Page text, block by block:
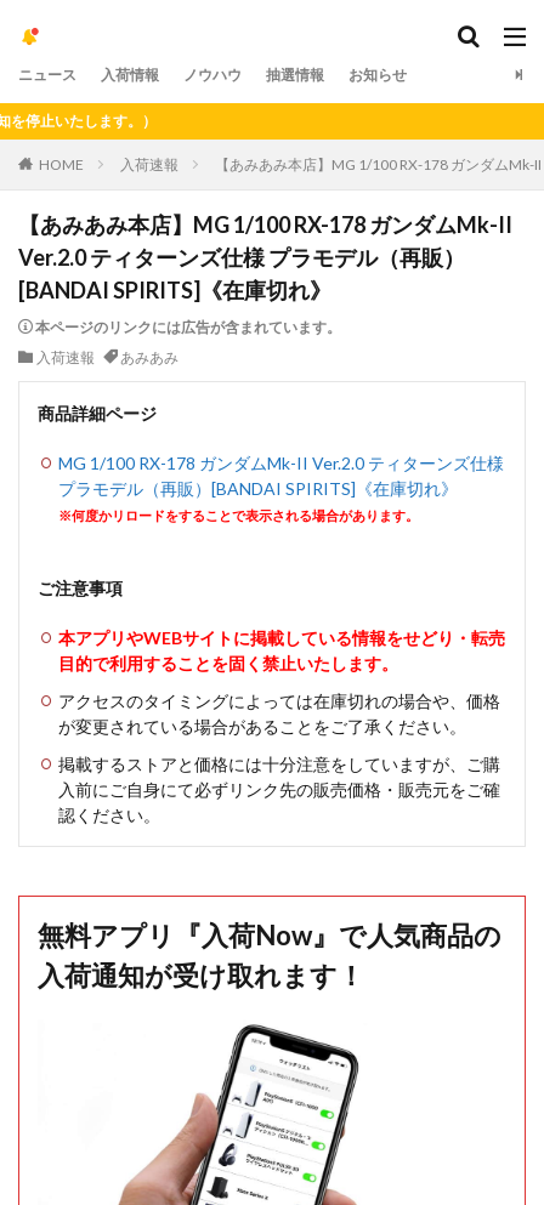
ニュース 入荷情報 ノウハウ 抽選情報 お知らせ
いたします。）
HOME 入荷速報 【あみあみ本店】MG 1/100 RX-178 ガンダム
【あみあみ本店】MG 1/100 RX-178 ガンダムMk-II
Ver.2.0 ティターンズ仕様 プラモデル（再販）
[BANDAI SPIRITS]《在庫切れ》
本ページのリンクには広告が含まれています。
入荷速報
あみあみ
商品詳細ページ
MG 1/100 RX-178 ガンダムMk-II Ver.2.0 ティターンズ仕様
プラモデル（再販）[BANDAI SPIRITS]《在庫切れ》
※何度かリロードをすることで表示される場合があります。
ご注意事項
本アプリやWEBサイトに掲載している情報をせどり・転売
目的で利用することを固く禁止いたします。
アクセスのタイミングによっては在庫切れの場合や、価格
が変更されている場合があることをご了承ください。
掲載するストアと価格には十分注意をしていますが、ご購
入前にご自身にて必ずリンク先の販売価格・販売元をご確
認ください。
無料アプリ『入荷Now』で人気商品の
入荷通知が受け取れます！